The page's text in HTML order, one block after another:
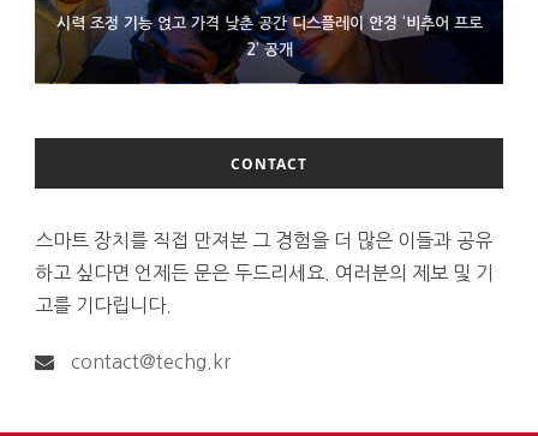
시력 조정 기능 얹고 가격 낮춘 공간 디스플레이 안경 ‘비추어 프로
2’ 공개
D램 부족에 10억달러어치 아이폰18 프로세서 패키징 대기 중
300~400달러 반지형 스피커 준비하는 오픈AI
CONTACT
스마트 장치를 직접 만져본 그 경험을 더 많은 이들과 공유
하고 싶다면 언제든 문은 두드리세요. 여러분의 제보 및 기
고를 기다립니다.
contact@techg.kr